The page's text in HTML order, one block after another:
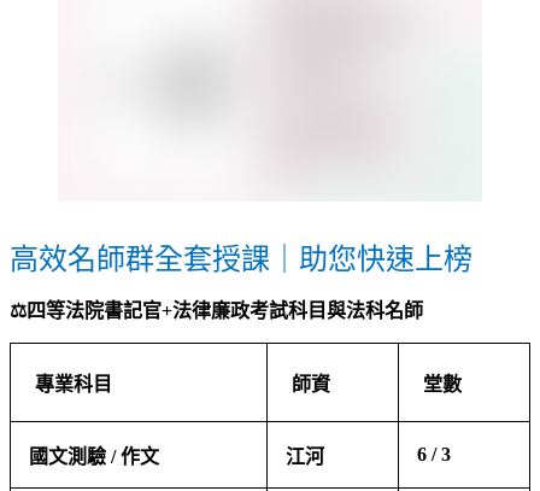
高效名師群全套授課｜助您快速上榜
⚖️四等法院書記官+法律廉政考試科目與法科名師
專業科目 師資 堂數
國文測驗 /作文 江河 6 / 3